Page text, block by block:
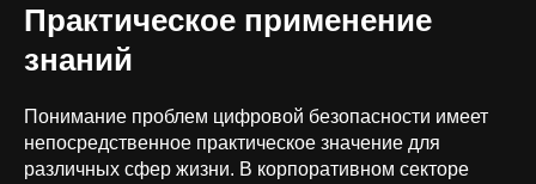
Практическое применение
знаний
Понимание проблем цифровой безопасности имеет
непосредственное практическое значение для
различных сфер жизни. В корпоративном секторе